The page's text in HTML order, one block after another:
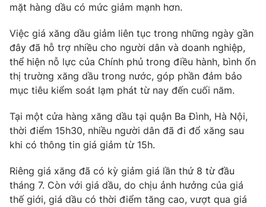
Phim VTV
Hậu trường
Nhân vật
Khán giả
Giải sao mai
Điện ảnh
Âm nhạc
Sao
Đời sống
Du lịch
Chất lượng cuộc sống
Giáo dục
Tuyển sinh
Học trực tuyến
Công nghệ
Hitech Công nghệ tương lai
Sản phẩm
Thị trường
Lịch phát sóng
mặt hàng dầu có mức giảm mạnh hơn.
Việc giá xăng dầu giảm liên tục trong những ngày gần
đây đã hỗ trợ nhiều cho người dân và doanh nghiệp,
thể hiện nỗ lực của Chính phủ trong điều hành, bình ổn
thị trường xăng dầu trong nước, góp phần đảm bảo
mục tiêu kiểm soát lạm phát từ nay đến cuối năm.
Tại một cửa hàng xăng dầu tại quận Ba Đình, Hà Nội,
thời điểm 15h30, nhiều người dân đã đi đổ xăng sau
khi có thông tin giá giảm từ 15h.
Riêng giá xăng đã có kỳ giảm giá lần thứ 8 từ đầu
tháng 7. Còn với giá dầu, do chịu ảnh hưởng của giá
thế giới, giá dầu có thời điểm tăng cao, vượt qua giá